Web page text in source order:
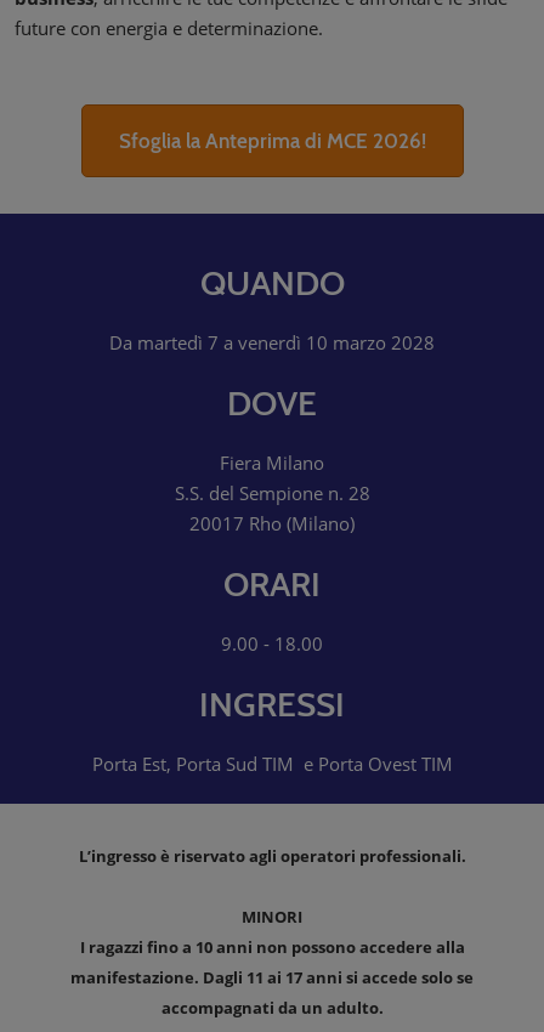
future con energia e determinazione.
Sfoglia la Anteprima di MCE 2026!
QUANDO
Da martedì 7 a venerdì 10 marzo 2028
DOVE
Fiera Milano
S.S. del Sempione n. 28
20017 Rho (Milano)
ORARI
9.00 - 18.00
INGRESSI
Porta Est, Porta Sud TIM e Porta Ovest TIM
L’ingresso è riservato agli operatori professionali.
MINORI
I ragazzi fino a 10 anni non possono accedere alla
manifestazione. Dagli 11 ai 17 anni si accede solo se
accompagnati da un adulto.